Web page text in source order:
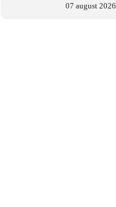
07 august 2026